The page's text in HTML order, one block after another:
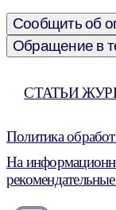
Сообщить об
Обращение в
СТАТЬИ
Политика
На